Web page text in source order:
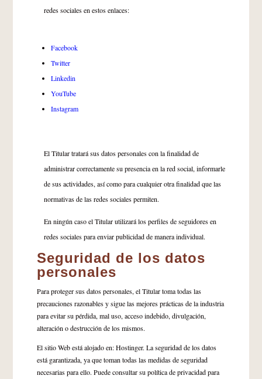
redes sociales en estos enlaces:
Facebook
Twitter
Linkedin
YouTube
Instagram
El Titular tratará sus datos personales con la finalidad de
administrar correctamente su presencia en la red social, informarle
de sus actividades, así como para cualquier otra finalidad que las
normativas de las redes sociales permiten.
En ningún caso el Titular utilizará los perfiles de seguidores en
redes sociales para enviar publicidad de manera individual.
Seguridad de los datos
personales
Para proteger sus datos personales, el Titular toma todas las
precauciones razonables y sigue las mejores prácticas de la industria
para evitar su pérdida, mal uso, acceso indebido, divulgación,
alteración o destrucción de los mismos.
El sitio Web está alojado en: Hostinger. La seguridad de los datos
está garantizada, ya que toman todas las medidas de seguridad
necesarias para ello. Puede consultar su política de privacidad para